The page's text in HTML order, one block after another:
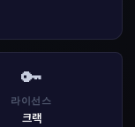
🔑
라이선스
크랙